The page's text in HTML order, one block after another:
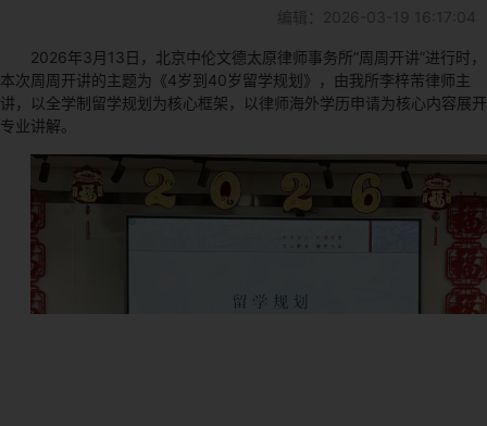
编辑：2026-03-19 16:17:04
2026年3月13日，北京中伦文德太原律师事务所“周周开讲”进行时，
本次周周开讲的主题为《4岁到40岁留学规划》，由我所李梓芾律师主
讲，以全学制留学规划为核心框架，以律师海外学历申请为核心内容展开
专业讲解。